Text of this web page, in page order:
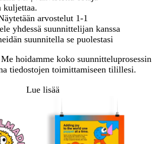
kuljettaa.
arvostelut 1-1
yhdessä suunnittelijan kanssa
suunnitella se puolestasi
hoidamme koko suunnitteluprosessin
tiedostojen toimittamiseen tilillesi.
Lue lisää